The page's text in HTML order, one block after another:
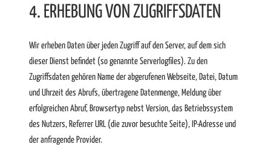
4. ERHEBUNG VON ZUGRIFFSDATEN
Wir erheben Daten über jeden Zugriff auf den Server, auf dem sich
dieser Dienst befindet (so genannte Serverlogfiles). Zu den
Zugriffsdaten gehören Name der abgerufenen Webseite, Datei, Datum
und Uhrzeit des Abrufs, übertragene Datenmenge, Meldung über
erfolgreichen Abruf, Browsertyp nebst Version, das Betriebssystem
des Nutzers, Referrer URL (die zuvor besuchte Seite), IP-Adresse und
der anfragende Provider.